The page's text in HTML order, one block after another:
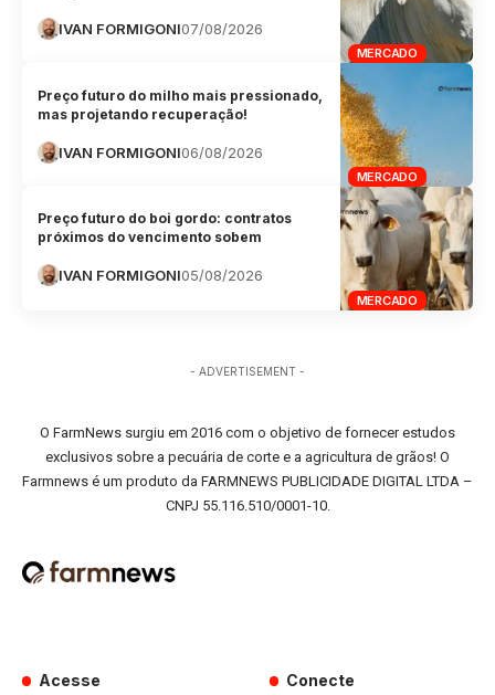
MERCADO
IVAN FORMIGONI07/08/2026
MERCADO
Preço futuro do milho mais pressionado,
mas projetando recuperação!
IVAN FORMIGONI06/08/2026
MERCADO
Preço futuro do boi gordo: contratos
próximos do vencimento sobem
IVAN FORMIGONI05/08/2026
- ADVERTISEMENT -
O FarmNews surgiu em 2016 com o objetivo de fornecer estudos
exclusivos sobre a pecuária de corte e a agricultura de grãos! O
Farmnews é um produto da FARMNEWS PUBLICIDADE DIGITAL LTDA –
CNPJ 55.116.510/0001-10.
Acesse Conecte